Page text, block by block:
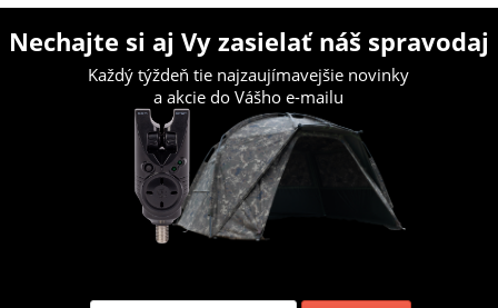
Nechajte si aj Vy zasielať náš spravodaj
Každý týždeň tie najzaujímavejšie novinky
a akcie do Vášho e-mailu